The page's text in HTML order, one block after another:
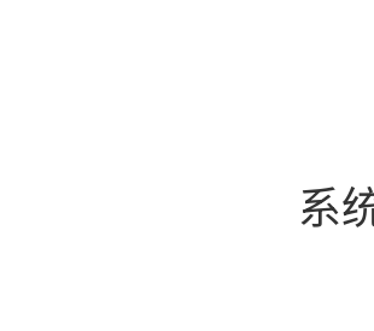
系